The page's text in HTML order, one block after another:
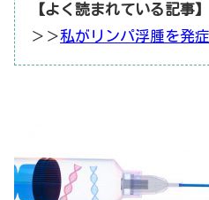
【よく読まれている記事】
＞＞私がリンパ浮腫を発